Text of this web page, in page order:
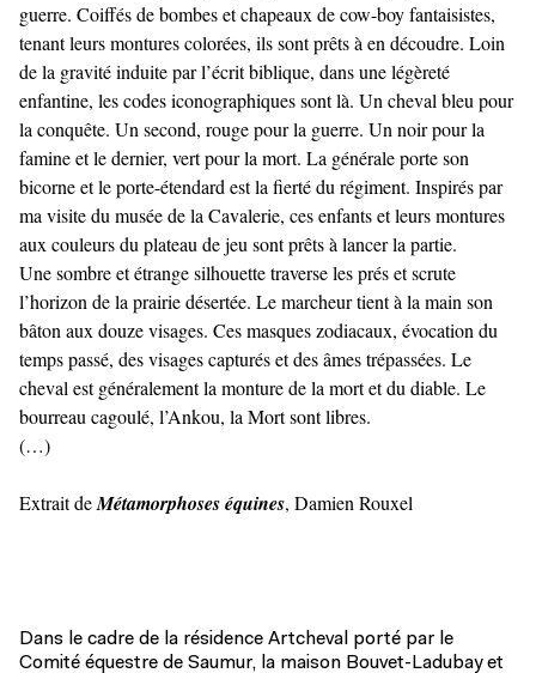
guerre. Coiffés de bombes et chapeaux de cow-boy fantaisistes,
tenant leurs montures colorées, ils sont prêts à en découdre. Loin
de la gravité induite par l’écrit biblique, dans une légèreté
enfantine, les codes iconographiques sont là. Un cheval bleu pour
la conquête. Un second, rouge pour la guerre. Un noir pour la
famine et le dernier, vert pour la mort. La générale porte son
bicorne et le porte-étendard est la fierté du régiment. Inspirés par
ma visite du musée de la Cavalerie, ces enfants et leurs montures
aux couleurs du plateau de jeu sont prêts à lancer la partie.
Une sombre et étrange silhouette traverse les prés et scrute
l’horizon de la prairie désertée. Le marcheur tient à la main son
bâton aux douze visages. Ces masques zodiacaux, évocation du
temps passé, des visages capturés et des âmes trépassées. Le
cheval est généralement la monture de la mort et du diable. Le
bourreau cagoulé, l’Ankou, la Mort sont libres.
(…)
Extrait deMétamorphoses équines, Damien Rouxel
Dans le cadre de la résidence Artcheval porté par le
Comité équestre de Saumur, la maison Bouvet-Ladubay et